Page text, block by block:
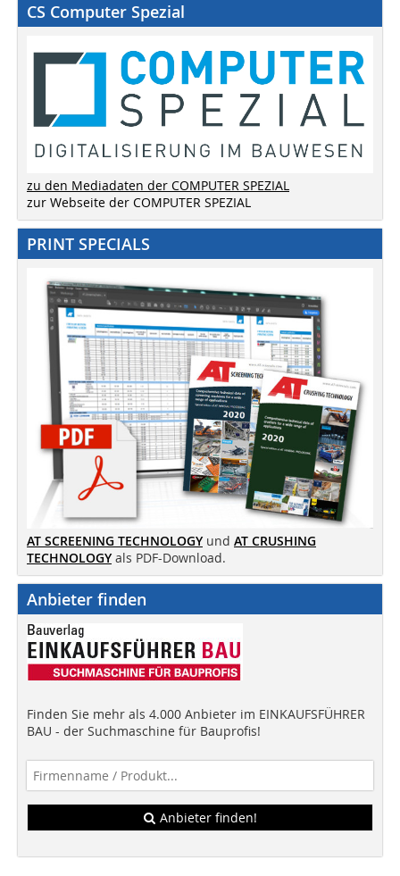
CS Computer Spezial
zu den Mediadaten der COMPUTER SPEZIAL
zur Webseite der COMPUTER SPEZIAL
PRINT SPECIALS
AT SCREENING TECHNOLOGY und AT CRUSHING
TECHNOLOGY als PDF-Download.
Anbieter finden
Finden Sie mehr als 4.000 Anbieter im EINKAUFSFÜHRER
BAU - der Suchmaschine für Bauprofis!
Anbieter finden!